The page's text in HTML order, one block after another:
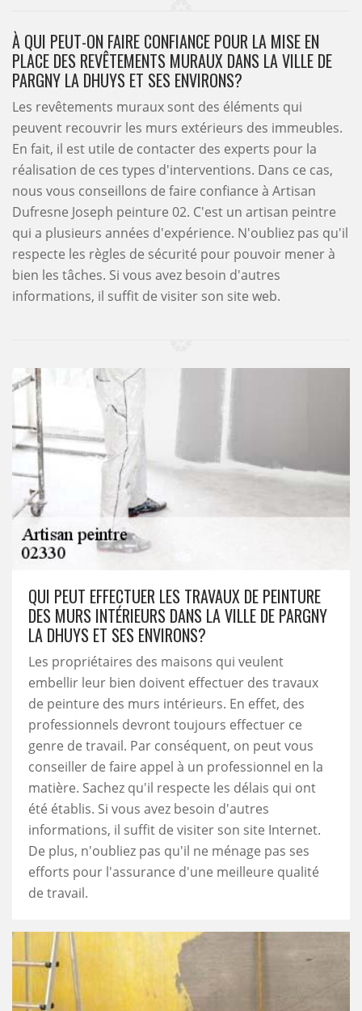
À QUI PEUT-ON FAIRE CONFIANCE POUR LA MISE EN
PLACE DES REVÊTEMENTS MURAUX DANS LA VILLE DE
PARGNY LA DHUYS ET SES ENVIRONS?
Les revêtements muraux sont des éléments qui
peuvent recouvrir les murs extérieurs des immeubles.
En fait, il est utile de contacter des experts pour la
réalisation de ces types d'interventions. Dans ce cas,
nous vous conseillons de faire confiance à Artisan
Dufresne Joseph peinture 02. C'est un artisan peintre
qui a plusieurs années d'expérience. N'oubliez pas qu'il
respecte les règles de sécurité pour pouvoir mener à
bien les tâches. Si vous avez besoin d'autres
informations, il suffit de visiter son site web.
QUI PEUT EFFECTUER LES TRAVAUX DE PEINTURE
DES MURS INTÉRIEURS DANS LA VILLE DE PARGNY
LA DHUYS ET SES ENVIRONS?
Les propriétaires des maisons qui veulent
embellir leur bien doivent effectuer des travaux
de peinture des murs intérieurs. En effet, des
professionnels devront toujours effectuer ce
genre de travail. Par conséquent, on peut vous
conseiller de faire appel à un professionnel en la
matière. Sachez qu'il respecte les délais qui ont
été établis. Si vous avez besoin d'autres
informations, il suffit de visiter son site Internet.
De plus, n'oubliez pas qu'il ne ménage pas ses
efforts pour l'assurance d'une meilleure qualité
de travail.